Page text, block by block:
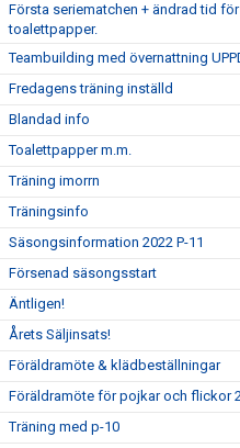
Första seriematchen + ändrad tid
toalettpapper.
Teambuilding med övernattning
Fredagens träning inställd
Blandad info
Toalettpapper m.m.
Träning imorrn
Träningsinfo
Säsongsinformation 2022 P-11
Försenad säsongsstart
Äntligen!
Årets Säljinsats!
Föräldramöte & klädbeställningar
Föräldramöte för pojkar och flickor
Träning med p-10